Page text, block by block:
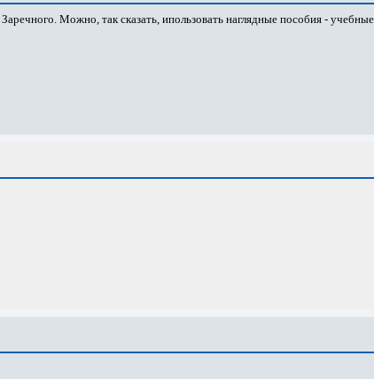
Можно, так сказать, ипользовать наглядные пособия -